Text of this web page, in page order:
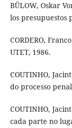
BÜLOW, Oskar
los presupuestos
CORDERO,
UTET, 1986.
COUTINHO,
do processo
COUTINHO,
cada parte no